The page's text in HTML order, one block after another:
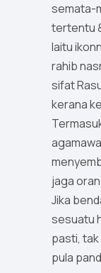
semata-
tertentu
Iaitu
rahib
sifat
kerana
jaga
Jika
sesuatu
pasti, tak
pula